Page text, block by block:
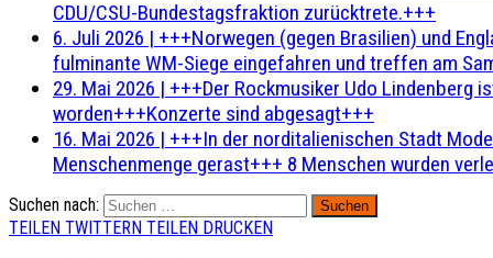
CDU/CSU-Bundestagsfraktion zurücktrete.+++
6. Juli 2026 | +++Norwegen (gegen Brasilien) und
fulminante WM-Siege eingefahren und treffen am
29. Mai 2026 | +++Der Rockmusiker Udo Lindenberg
worden+++Konzerte sind abgesagt+++
16. Mai 2026 | +++In der norditalienischen Stadt
Menschenmenge gerast+++ 8 Menschen wurden
Suchen nach:
TEILEN TWITTERN TEILEN DRUCKEN